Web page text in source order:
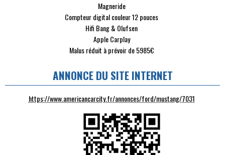
Magneride
Compteur digital couleur 12 pouces
Hifi Bang & Olufsen
Apple Carplay
Malus réduit à prévoir de 5985€
ANNONCE DU SITE INTERNET
https://www.americancarcity.fr/annonces/ford/mustang/7031